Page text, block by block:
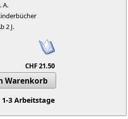
A.
2 J.
CHF 21.50
Warenkorb
3 Arbeitstage